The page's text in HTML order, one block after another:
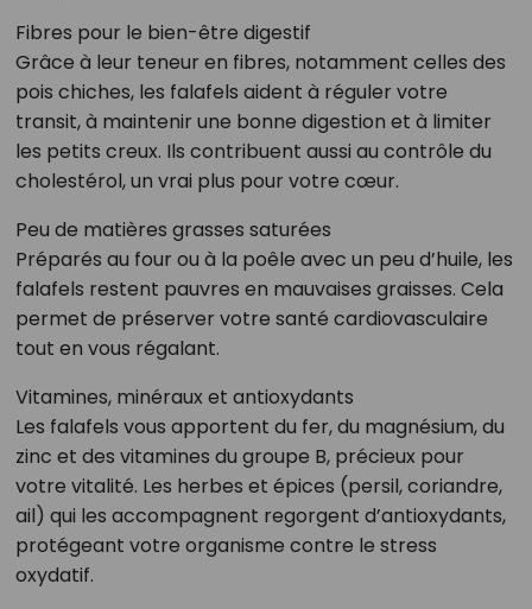
Fibres pour le bien-être digestif
Grâce à leur teneur en fibres, notamment celles des
pois chiches, les falafels aident à réguler votre
transit, à maintenir une bonne digestion et à limiter
les petits creux. Ils contribuent aussi au contrôle du
cholestérol, un vrai plus pour votre cœur.
Peu de matières grasses saturées
Préparés au four ou à la poêle avec un peu d’huile, les
falafels restent pauvres en mauvaises graisses. Cela
permet de préserver votre santé cardiovasculaire
tout en vous régalant.
Vitamines, minéraux et antioxydants
Les falafels vous apportent du fer, du magnésium, du
zinc et des vitamines du groupe B, précieux pour
votre vitalité. Les herbes et épices (persil, coriandre,
ail) qui les accompagnent regorgent d’antioxydants,
protégeant votre organisme contre le stress
oxydatif.